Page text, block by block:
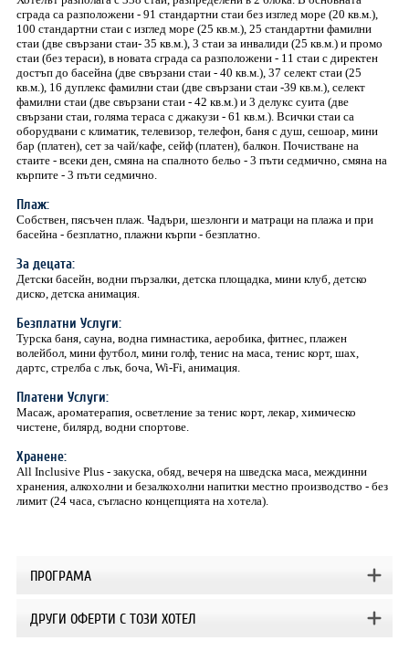
сграда са разположени - 91 стандартни стаи без изглед море (20 кв.м.),
100 стандартни стаи с изглед море (25 кв.м.), 25 стандартни фамилни
стаи (две свързани стаи- 35 кв.м.), 3 стаи за инвалиди (25 кв.м.) и промо
стаи (без тераси), в новата сграда са разположени - 11 стаи с директен
достъп до басейна (две свързани стаи - 40 кв.м.), 37 селект стаи (25
кв.м.), 16 дуплекс фамилни стаи (две свързани стаи -39 кв.м.), селект
фамилни стаи (две свързани стаи - 42 кв.м.) и 3 делукс суита (две
свързани стаи, голяма тераса с джакузи - 61 кв.м.). Всички стаи са
оборудвани с климатик, телевизор, телефон, баня с душ, сешоар, мини
бар (платен), сет за чай/кафе, сейф (платен), балкон. Почистване на
стаите - всеки ден, смяна на спалното бельо - 3 пъти седмично, смяна на
кърпите - 3 пъти седмично.
Плаж:
Собствен, пясъчен плаж. Чадъри, шезлонги и матраци на плажа и при
басейна - безплатно, плажни кърпи - безплатно.
За децата:
Детски басейн, водни пързалки, детска площадка, мини клуб, детско
диско, детска анимация.
Безплатни Услуги:
Турска баня, сауна, водна гимнастика, аеробика, фитнес, плажен
волейбол, мини футбол, мини голф, тенис на маса, тенис корт, шах,
дартс, стрелба с лък, боча, Wi-Fi, анимация.
Платени Услуги:
Масаж, ароматерапия, осветление за тенис корт, лекар, химическо
чистене, билярд, водни спортове.
Хранене:
All Inclusive Plus - закуска, обяд, вечеря на шведска маса, междинни
хранения, алкохолни и безалкохолни напитки местно производство - без
лимит (24 часа, съгласно концепцията на хотела).
ПРОГРАМА
ДРУГИ ОФЕРТИ С ТОЗИ ХОТЕЛ